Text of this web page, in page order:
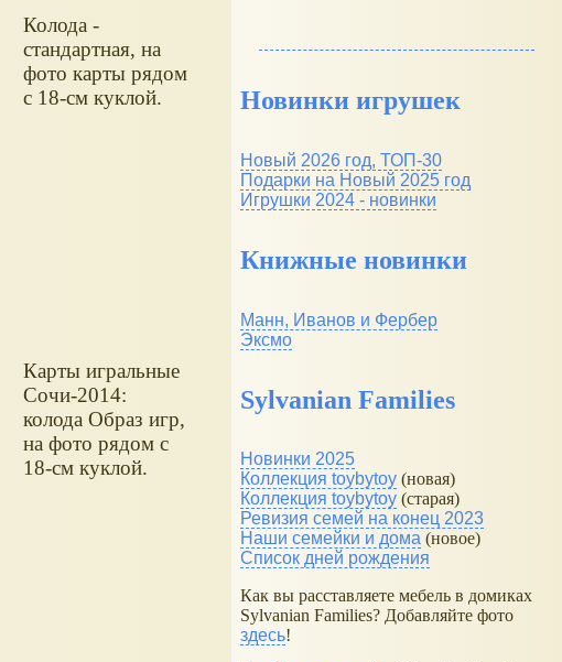
Колода -
стандартная, на
фото карты рядом
с 18-см куклой.
Карты игральные
Сочи-2014:
колода Образ игр,
на фото рядом с
18-см куклой.
Новинки игрушек
Новый 2026 год, ТОП-30
Подарки на Новый 2025 год
Игрушки 2024 - новинки
Книжные новинки
Манн, Иванов и Фербер
Эксмо
Sylvanian Families
Новинки 2025
Коллекция toybytoy (новая)
Коллекция toybytoy (старая)
Ревизия семей на конец 2023
Наши семейки и дома (новое)
Список дней рождения
Как вы расставляете мебель в домиках
Sylvanian Families? Добавляйте фото
здесь!